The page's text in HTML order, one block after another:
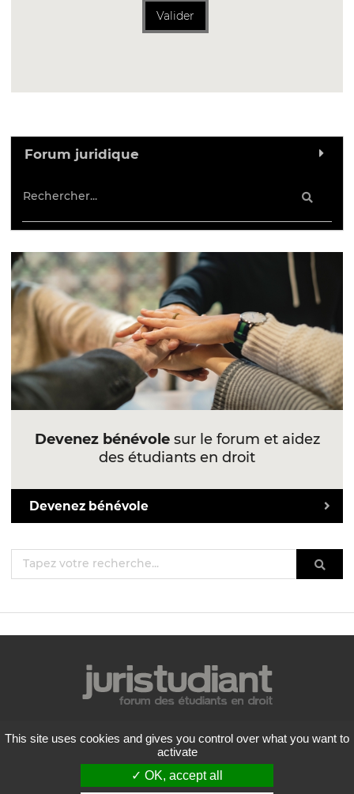
Valider
Forum juridique
Devenez bénévolesur le forum et aidez
des étudiants en droit
Devenez bénévole
Mentions légales
Politique de confidentialité
Conditions générales d'utilisation
Liste des forums
This site uses cookies and gives you control over what you want to
activate
✓ OK, accept all